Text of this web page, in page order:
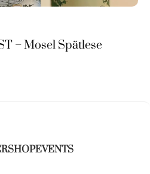
– Mosel Spätlese
SHOPEVENTS